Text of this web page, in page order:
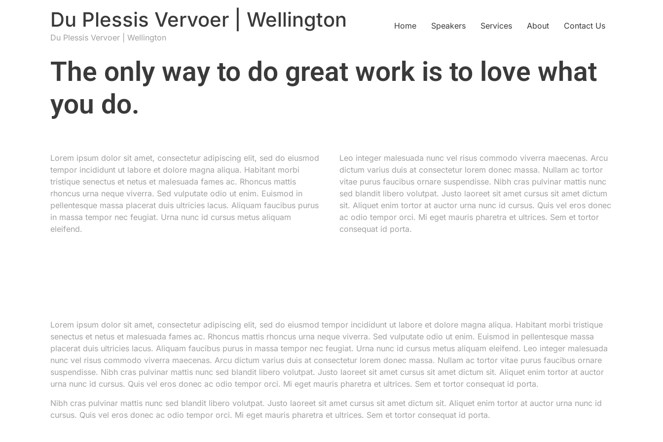
Du Plessis Vervoer | Wellington
Du Plessis Vervoer | Wellington
Home Speakers Services About Contact Us
The only way to do great work is to love what
you do.
Lorem ipsum dolor sit amet, consectetur adipiscing elit, sed do eiusmod
tempor incididunt ut labore et dolore magna aliqua. Habitant morbi
tristique senectus et netus et malesuada fames ac. Rhoncus mattis
rhoncus urna neque viverra. Sed vulputate odio ut enim. Euismod in
pellentesque massa placerat duis ultricies lacus. Aliquam faucibus purus
in massa tempor nec feugiat. Urna nunc id cursus metus aliquam
eleifend.
Leo integer malesuada nunc vel risus commodo viverra maecenas. Arcu
dictum varius duis at consectetur lorem donec massa. Nullam ac tortor
vitae purus faucibus ornare suspendisse. Nibh cras pulvinar mattis nunc
sed blandit libero volutpat. Justo laoreet sit amet cursus sit amet dictum
sit. Aliquet enim tortor at auctor urna nunc id cursus. Quis vel eros donec
ac odio tempor orci. Mi eget mauris pharetra et ultrices. Sem et tortor
consequat id porta.
Lorem ipsum dolor sit amet, consectetur adipiscing elit, sed do eiusmod tempor incididunt ut labore et dolore magna aliqua. Habitant morbi tristique
senectus et netus et malesuada fames ac. Rhoncus mattis rhoncus urna neque viverra. Sed vulputate odio ut enim. Euismod in pellentesque massa
placerat duis ultricies lacus. Aliquam faucibus purus in massa tempor nec feugiat. Urna nunc id cursus metus aliquam eleifend. Leo integer malesuada
nunc vel risus commodo viverra maecenas. Arcu dictum varius duis at consectetur lorem donec massa. Nullam ac tortor vitae purus faucibus ornare
suspendisse. Nibh cras pulvinar mattis nunc sed blandit libero volutpat. Justo laoreet sit amet cursus sit amet dictum sit. Aliquet enim tortor at auctor
urna nunc id cursus. Quis vel eros donec ac odio tempor orci. Mi eget mauris pharetra et ultrices. Sem et tortor consequat id porta.
Nibh cras pulvinar mattis nunc sed blandit libero volutpat. Justo laoreet sit amet cursus sit amet dictum sit. Aliquet enim tortor at auctor urna nunc id
cursus. Quis vel eros donec ac odio tempor orci. Mi eget mauris pharetra et ultrices. Sem et tortor consequat id porta.